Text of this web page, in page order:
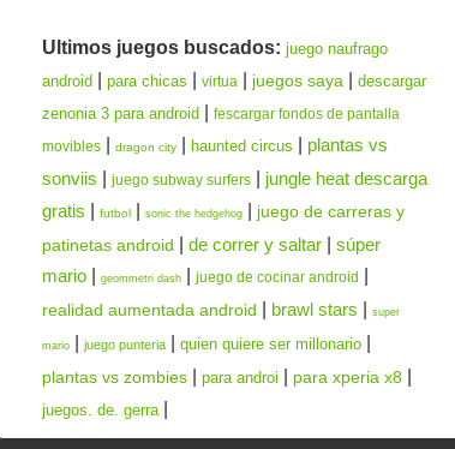
Ultimos juegos buscados: juego naufrago
android
|para chicas |virtua juegos saya |descargar
zenonia 3 para android
|fescargar fondos de pantalla
movibles
|dragon city |haunted circus
plantas vs
sonviis |juego subway surfers
jungle heat descarga
gratis |futbol |sonic the hedgehog
juego de carreras y
patinetas android
|de correr y saltar |súper
mario |geommetri dash |juego de cocinar android
realidad aumentada android brawl stars |super
mario |juego punteria |quien quiere ser millonario
plantas vs zombies |para androi para xperia x8
juegos. de. gerra